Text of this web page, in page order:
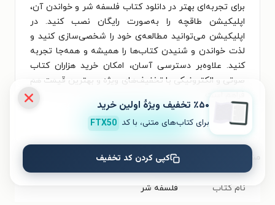
برای تجربه‌ای بهتر در دانلود کتاب فلسفه شر و خواندن آن،
اپلیکیشن طاقچه را به‌صورت رایگان نصب کنید. در
اپلیکیشن می‌توانید مطالعه‌ی خود را شخصی‌سازی کنید و
لذت خواندن و شنیدن کتاب‌ها را همیشه و همه‌جا تجربه
کنید. علاوه‌بر دسترسی آسان، امکان خرید هزاران کتاب
صوتی و الکترونیکی با تخفیف‌های ویژه و بهترین قیمت هم
فراهم است.
نصب
مشخصات کتاب الکترونیکی
نام کتاب فلسفه شر
٪۵۰ تخفیف ویژۀ اولین خرید
برای کتاب‌های متنی، با کد FTX50
کپی کردن کد تخفیف